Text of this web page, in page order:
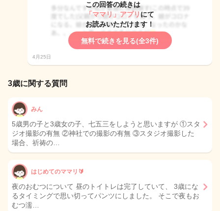
この回答の続きは
「ママリ」アプリ にて
お読みいただけます！
無料で続きを見る(全3件)
4月25日
3歳に関する質問
みん
5歳男の子と3歳女の子、七五三をしようと思いますが ①スタ
ジオ撮影の有無 ②神社での撮影の有無 ③スタジオ撮影した
場合、祈祷の…
はじめてのママリ🔰
夜のおむつについて 昼のトイトレは完了していて、 3歳にな
るタイミングで思い切ってパンツにしました。 そこで夜もお
むつ濡…